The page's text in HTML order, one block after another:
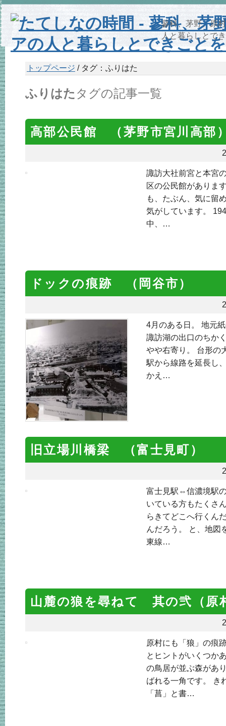
蓼科、茅野、原
人と暮らしとで
トップページ / タグ：ふりはた
ふりはた タグの記事一覧
高部公民館 （茅野市宮川高部
諏訪大社前宮と本宮
区の公民館がありま
も、たぶん、気に留
気がしています。
中、…
ドックの痕跡 （岡谷市）
4月のある日。 地元
諏訪湖の出口のちか
やや右寄り。 台形の
駅から線路を延長し
かえ…
旧立場川橋梁 （富士見町）
富士見駅⇔信濃境駅
いている方もたくさ
らきてどこへ行くん
んだろう。 と、地
東線…
山麓の狼を尋ねて 其の弐（原
原村にも「狼」の痕
とヒントがいくつか
の鳥居が並ぶ森があ
ばれる一角です。 き
「菖」と書…